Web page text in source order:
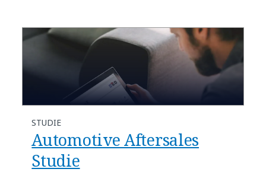
STUDIE
Automotive Aftersales
Studie